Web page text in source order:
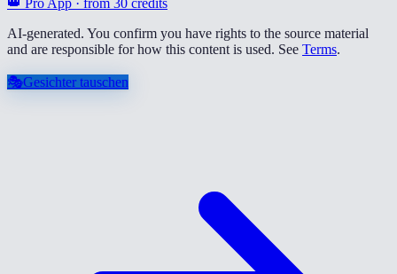
AI-generated. You confirm you have rights to the source material
and are responsible for how this content is used. See Terms.
🎭Gesichter tauschen